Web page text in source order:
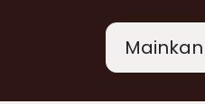
Mainkan